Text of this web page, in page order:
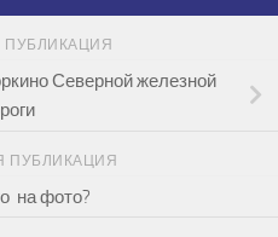
Северной железной
ПУБЛИКАЦИЯ
на фото?